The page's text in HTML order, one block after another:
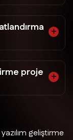
proje
geliştirme